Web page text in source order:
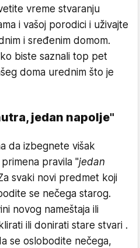
vreme stvaranju
i vašoj porodici i uživajte
i sređenim domom.
biste saznali top pet
doma urednim što je
jedan napolje"
da izbegnete višak
pravila "jedan
svaki novi predmet koji
se nečega starog.
novog nameštaja ili
ili donirati stare stvari .
se oslobodite nečega,